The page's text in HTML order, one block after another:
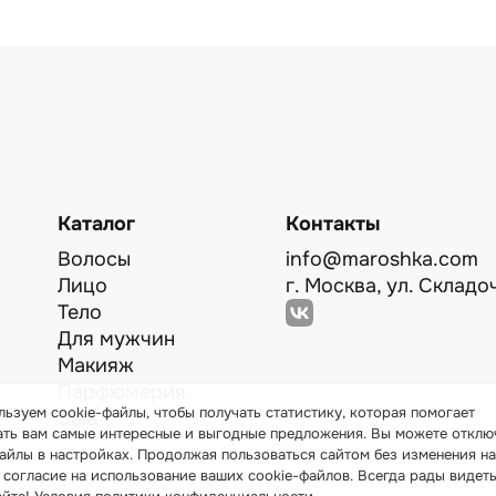
Каталог
Волосы
Лицо
Тело
Для мужчин
Макияж
Sale
Контакты
info@maroshka.com
г. Москва, ул.
cookie-файлы, чтобы получать статистику, которая помогает
вам самые интересные и выгодные предложения. Вы можете
в настройках. Продолжая пользоваться сайтом без изменения
на использование ваших cookie-файлов. Всегда рады